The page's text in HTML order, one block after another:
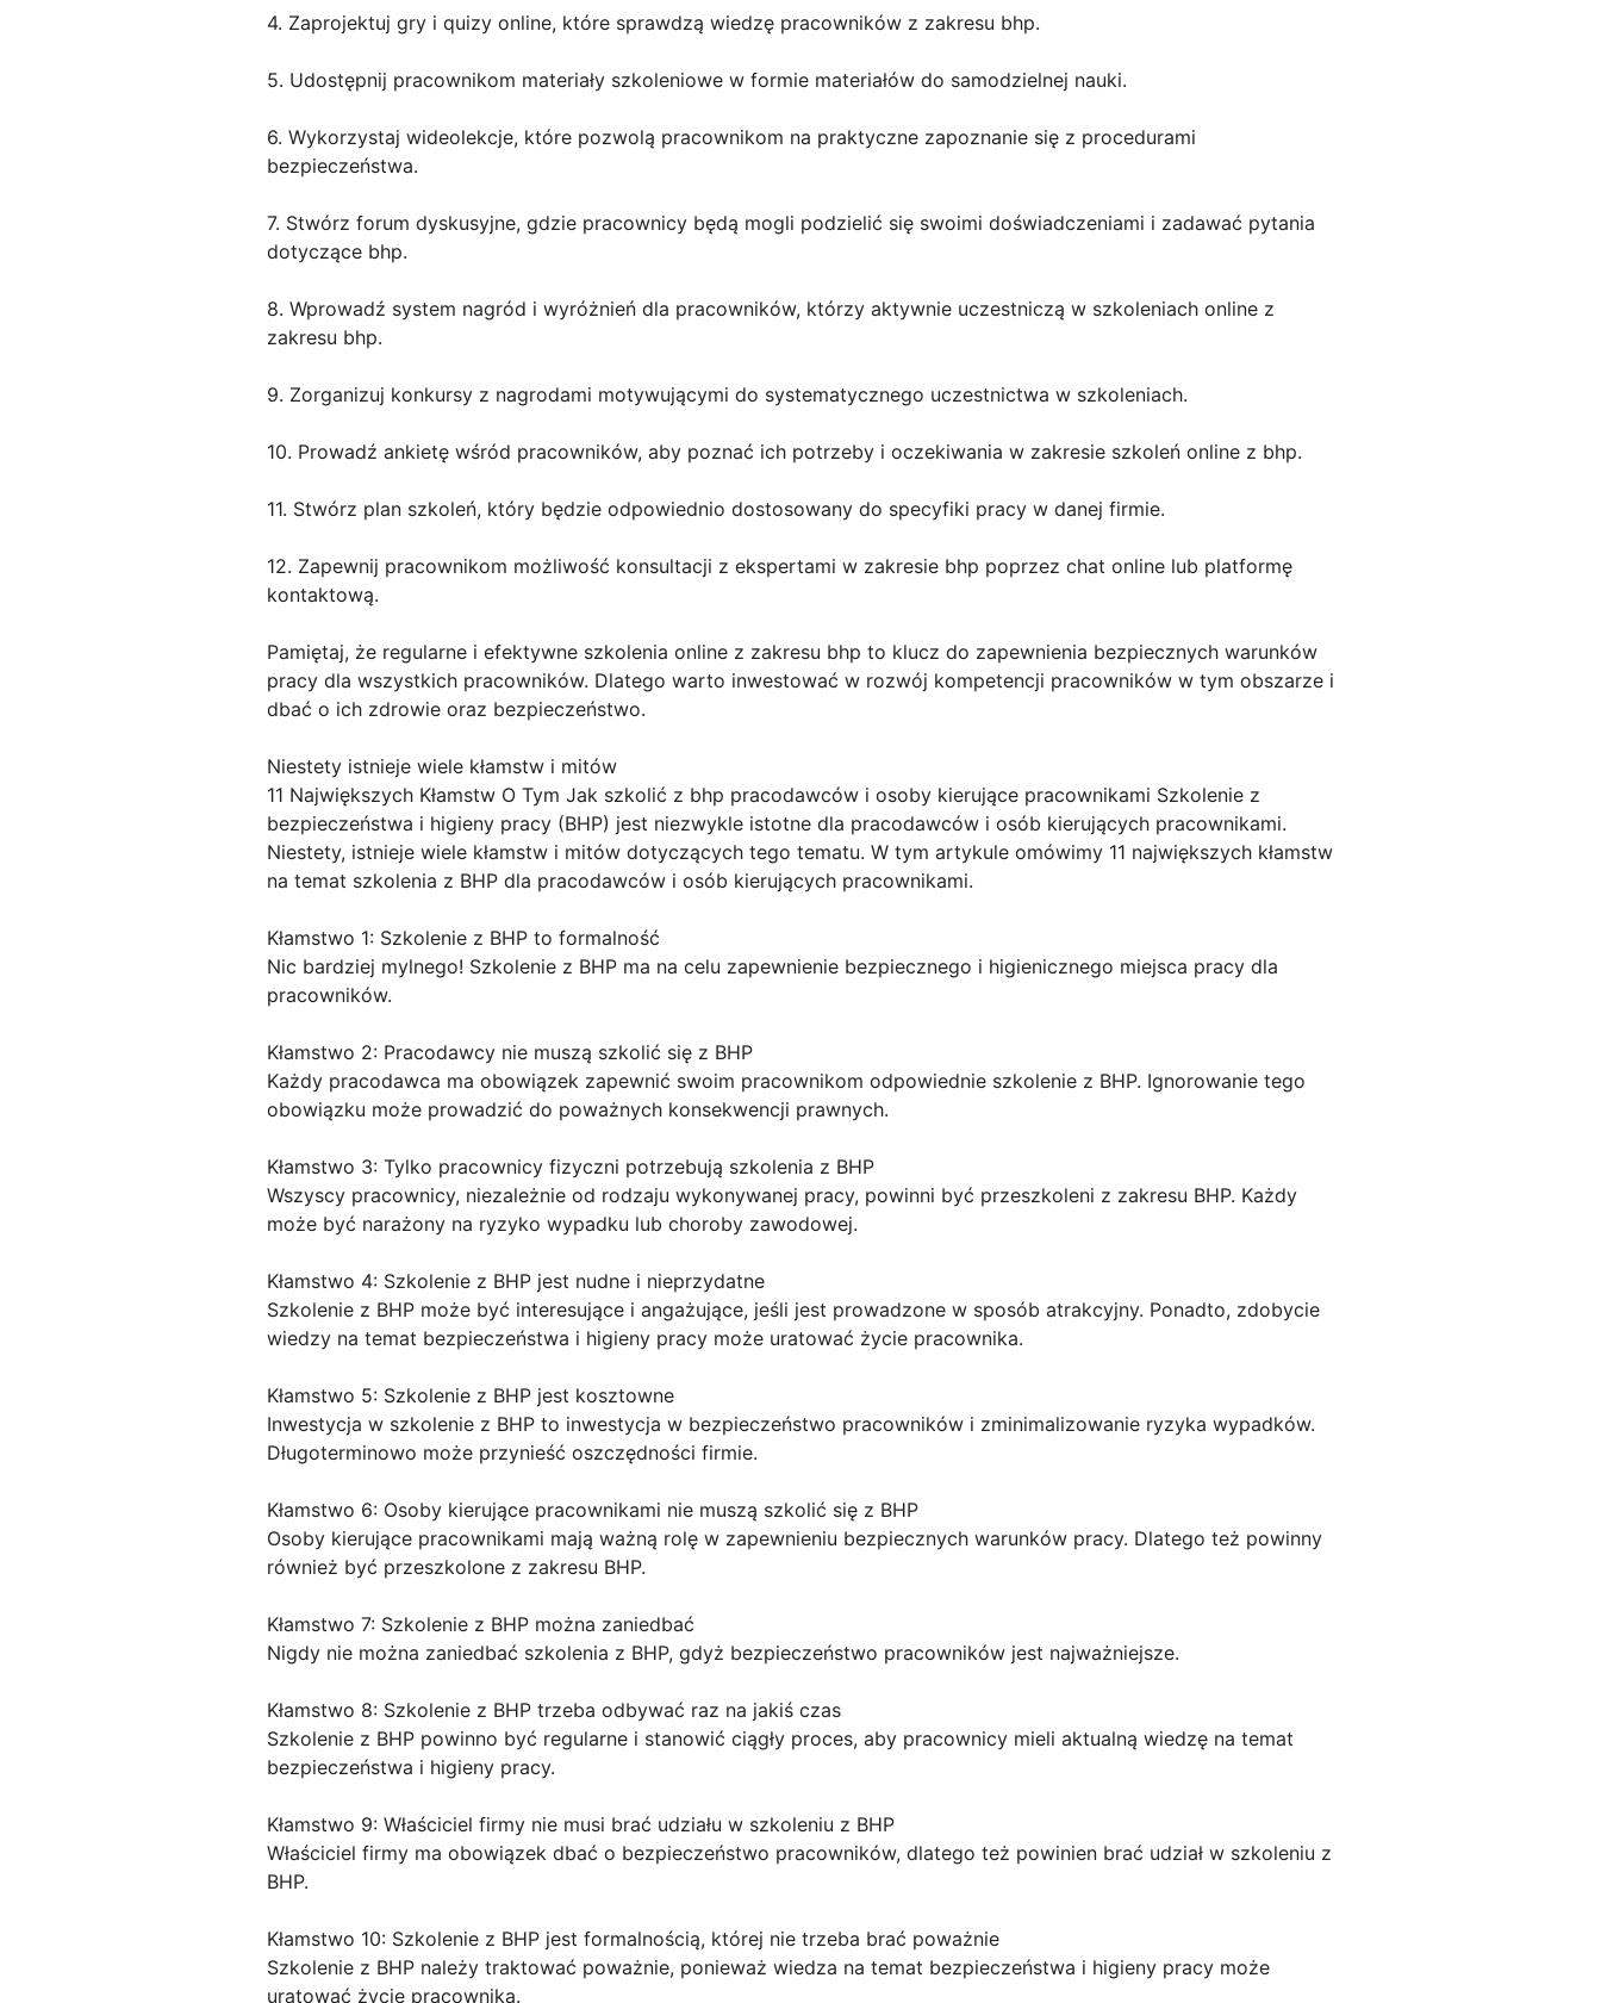
4. Zaprojektuj gry i quizy online, które sprawdzą wiedzę pracowników z zakresu bhp.
5. Udostępnij pracownikom materiały szkoleniowe w formie materiałów do samodzielnej nauki.
6. Wykorzystaj wideolekcje, które pozwolą pracownikom na praktyczne zapoznanie się z procedurami
bezpieczeństwa.
7. Stwórz forum dyskusyjne, gdzie pracownicy będą mogli podzielić się swoimi doświadczeniami i zadawać pytania
dotyczące bhp.
8. Wprowadź system nagród i wyróżnień dla pracowników, którzy aktywnie uczestniczą w szkoleniach online z
zakresu bhp.
9. Zorganizuj konkursy z nagrodami motywującymi do systematycznego uczestnictwa w szkoleniach.
10. Prowadź ankietę wśród pracowników, aby poznać ich potrzeby i oczekiwania w zakresie szkoleń online z bhp.
11. Stwórz plan szkoleń, który będzie odpowiednio dostosowany do specyfiki pracy w danej firmie.
12. Zapewnij pracownikom możliwość konsultacji z ekspertami w zakresie bhp poprzez chat online lub platformę
kontaktową.
Pamiętaj, że regularne i efektywne szkolenia online z zakresu bhp to klucz do zapewnienia bezpiecznych warunków
pracy dla wszystkich pracowników. Dlatego warto inwestować w rozwój kompetencji pracowników w tym obszarze i
dbać o ich zdrowie oraz bezpieczeństwo.
Niestety istnieje wiele kłamstw i mitów
11 Największych Kłamstw O Tym Jak szkolić z bhp pracodawców i osoby kierujące pracownikami Szkolenie z
bezpieczeństwa i higieny pracy (BHP) jest niezwykle istotne dla pracodawców i osób kierujących pracownikami.
Niestety, istnieje wiele kłamstw i mitów dotyczących tego tematu. W tym artykule omówimy 11 największych kłamstw
na temat szkolenia z BHP dla pracodawców i osób kierujących pracownikami.
Kłamstwo 1: Szkolenie z BHP to formalność
Nic bardziej mylnego! Szkolenie z BHP ma na celu zapewnienie bezpiecznego i higienicznego miejsca pracy dla
pracowników.
Kłamstwo 2: Pracodawcy nie muszą szkolić się z BHP
Każdy pracodawca ma obowiązek zapewnić swoim pracownikom odpowiednie szkolenie z BHP. Ignorowanie tego
obowiązku może prowadzić do poważnych konsekwencji prawnych.
Kłamstwo 3: Tylko pracownicy fizyczni potrzebują szkolenia z BHP
Wszyscy pracownicy, niezależnie od rodzaju wykonywanej pracy, powinni być przeszkoleni z zakresu BHP. Każdy
może być narażony na ryzyko wypadku lub choroby zawodowej.
Kłamstwo 4: Szkolenie z BHP jest nudne i nieprzydatne
Szkolenie z BHP może być interesujące i angażujące, jeśli jest prowadzone w sposób atrakcyjny. Ponadto, zdobycie
wiedzy na temat bezpieczeństwa i higieny pracy może uratować życie pracownika.
Kłamstwo 5: Szkolenie z BHP jest kosztowne
Inwestycja w szkolenie z BHP to inwestycja w bezpieczeństwo pracowników i zminimalizowanie ryzyka wypadków.
Długoterminowo może przynieść oszczędności firmie.
Kłamstwo 6: Osoby kierujące pracownikami nie muszą szkolić się z BHP
Osoby kierujące pracownikami mają ważną rolę w zapewnieniu bezpiecznych warunków pracy. Dlatego też powinny
również być przeszkolone z zakresu BHP.
Kłamstwo 7: Szkolenie z BHP można zaniedbać
Nigdy nie można zaniedbać szkolenia z BHP, gdyż bezpieczeństwo pracowników jest najważniejsze.
Kłamstwo 8: Szkolenie z BHP trzeba odbywać raz na jakiś czas
Szkolenie z BHP powinno być regularne i stanowić ciągły proces, aby pracownicy mieli aktualną wiedzę na temat
bezpieczeństwa i higieny pracy.
Kłamstwo 9: Właściciel firmy nie musi brać udziału w szkoleniu z BHP
Właściciel firmy ma obowiązek dbać o bezpieczeństwo pracowników, dlatego też powinien brać udział w szkoleniu z
BHP.
Kłamstwo 10: Szkolenie z BHP jest formalnością, której nie trzeba brać poważnie
Szkolenie z BHP należy traktować poważnie, ponieważ wiedza na temat bezpieczeństwa i higieny pracy może
uratować życie pracownika.